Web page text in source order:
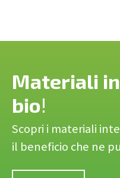
Materiali
bio!
Scopri i materiali
il beneficio che ne